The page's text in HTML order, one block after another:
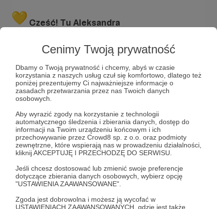
Cenimy Twoją prywatność
Dbamy o Twoją prywatność i chcemy, abyś w czasie
korzystania z naszych usług czuł się komfortowo, dlatego też
poniżej prezentujemy Ci najważniejsze informacje o
zasadach przetwarzania przez nas Twoich danych
osobowych.
Aby wyrazić zgody na korzystanie z technologii
automatycznego śledzenia i zbierania danych, dostęp do
informacji na Twoim urządzeniu końcowym i ich
przechowywanie przez Crowd8 sp. z o.o. oraz podmioty
zewnętrzne, które wspierają nas w prowadzeniu działalności,
kliknij AKCEPTUJĘ I PRZECHODZĘ DO SERWISU.
Jeśli chcesz dostosować lub zmienić swoje preferencje
dotyczące zbierania danych osobowych, wybierz opcję
"USTAWIENIA ZAAWANSOWANE".
Zgoda jest dobrowolna i możesz ją wycofać w
USTAWIENIACH ZAAWANSOWANYCH, gdzie jest także
Cześć! Tu Aleksandra
motywacyjną i twórczynią Szkoły
uczysz się, jak odzyskać kontrolę nad swoim
życiem, budować wewnętrzną siłę i działać z
pełnym przekonaniem. Codziennie udowadniam,
żesamodyscyplina to akt miłości do siebie
klucz do spełnionego, wolnego życia!